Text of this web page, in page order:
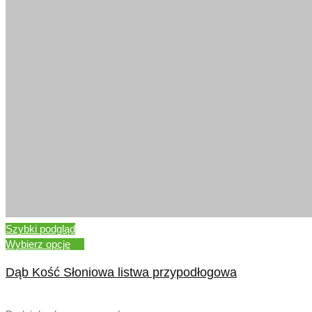
Szybki podgląd
Wybierz opcje
Dąb Kość Słoniowa listwa przypodłogowa